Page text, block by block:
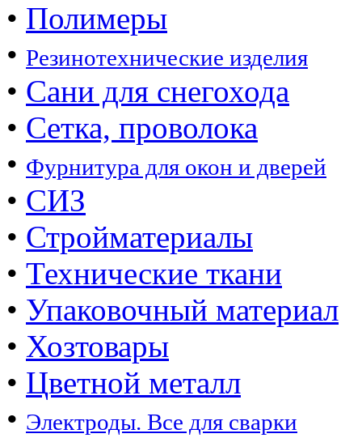
• Полимеры
• Резинотехнические изделия
• Сани для снегохода
• Сетка, проволока
• Фурнитура для окон и дверей
• СИЗ
• Стройматериалы
• Технические ткани
• Упаковочный материал
• Хозтовары
• Цветной металл
• Электроды. Все для сварки